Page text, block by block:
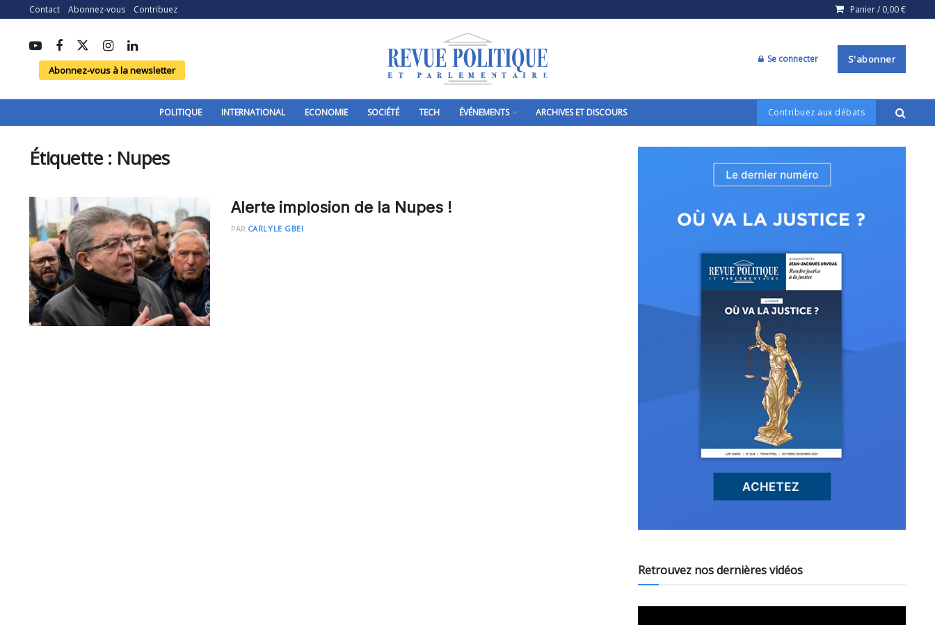
Contact Abonnez-vous Contribuez Panier / 0,00€
Abonnez-vous à la newsletter
Se connecter S'abonner
POLITIQUE INTERNATIONAL ECONOMIE SOCIÉTÉ TECH ÉVÉNEMENTS ARCHIVES ET DISCOURS Contribuez aux débats
Étiquette : Nupes
Alerte implosion de la Nupes !
PAR CARLYLE GBEI
Retrouvez nos dernières vidéos